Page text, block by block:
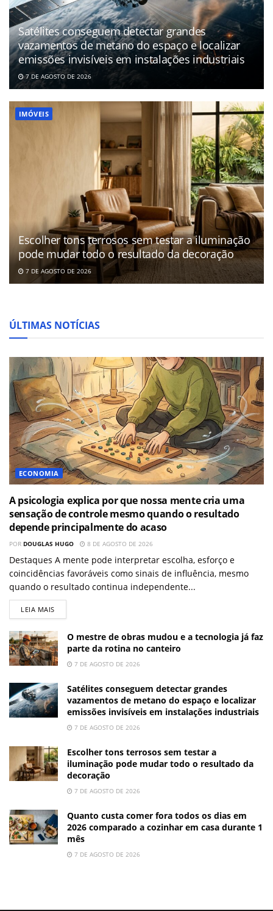
Satélites conseguem detectar grandes
vazamentos de metano do espaço e localizar
emissões invisíveis em instalações industriais
7 DE AGOSTO DE 2026
IMÓVEIS
Escolher tons terrosos sem testar a iluminação
pode mudar todo o resultado da decoração
7 DE AGOSTO DE 2026
ÚLTIMAS NOTÍCIAS
ECONOMIA
A psicologia explica por que nossa mente cria uma
sensação de controle mesmo quando o resultado
depende principalmente do acaso
POR DOUGLAS HUGO 8 DE AGOSTO DE 2026
Destaques A mente pode interpretar escolha, esforço e
coincidências favoráveis como sinais de influência, mesmo
quando o resultado continua independente...
LEIA MAIS
O mestre de obras mudou e a tecnologia já faz
parte da rotina no canteiro
7 DE AGOSTO DE 2026
Satélites conseguem detectar grandes
vazamentos de metano do espaço e localizar
emissões invisíveis em instalações industriais
7 DE AGOSTO DE 2026
Escolher tons terrosos sem testar a
iluminação pode mudar todo o resultado da
decoração
7 DE AGOSTO DE 2026
Quanto custa comer fora todos os dias em
2026 comparado a cozinhar em casa durante 1
mês
7 DE AGOSTO DE 2026